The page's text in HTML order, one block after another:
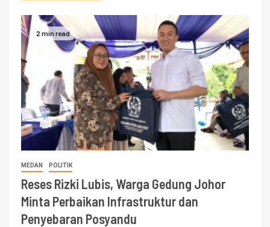
2 min read
MEDAN POLITIK
Reses Rizki Lubis, Warga Gedung Johor
Minta Perbaikan Infrastruktur dan
Penyebaran Posyandu